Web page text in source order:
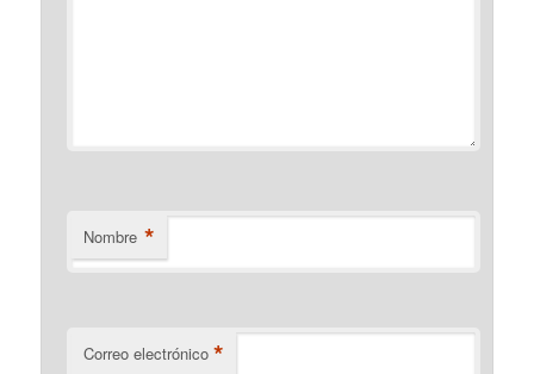
Nombre *
Correo electrónico *